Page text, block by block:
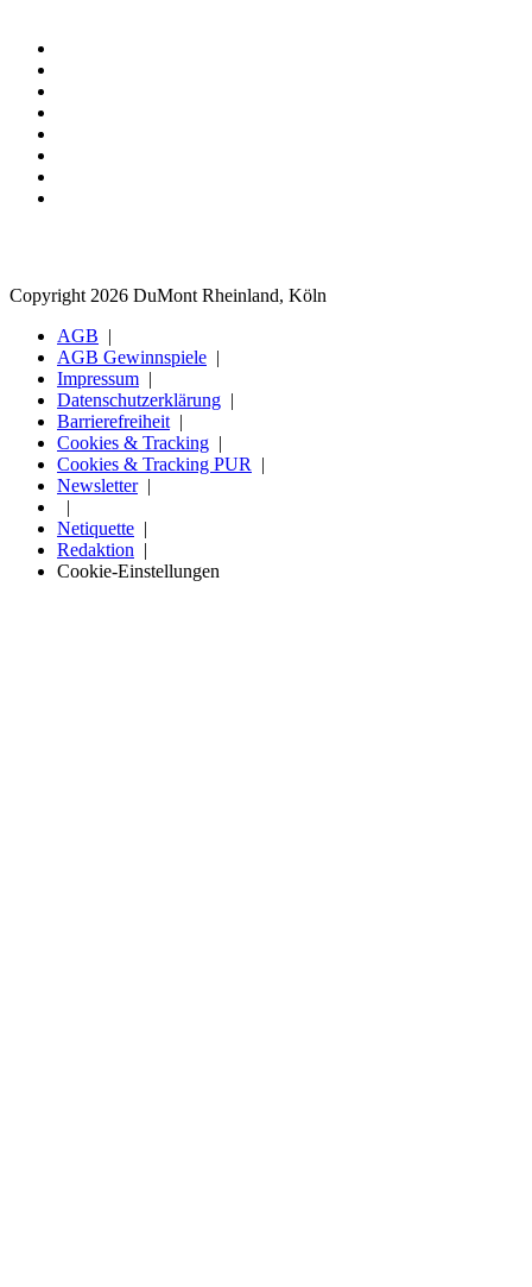
Copyright 2026 DuMont Rheinland, Köln
AGB
AGB Gewinnspiele
Impressum
Datenschutzerklärung
Barrierefreiheit
Cookies & Tracking
Cookies & Tracking PUR
Newsletter
Netiquette
Redaktion
Cookie-Einstellungen